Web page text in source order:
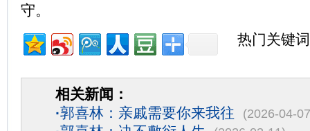
守。
热门关键
相关新闻：
·郭喜林：亲戚需要你来我往 (2026-04-